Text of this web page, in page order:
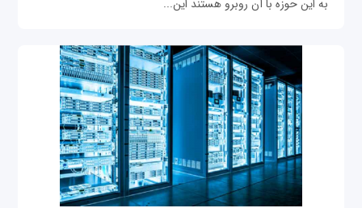
به این حوزه با آن روبرو هستند این...